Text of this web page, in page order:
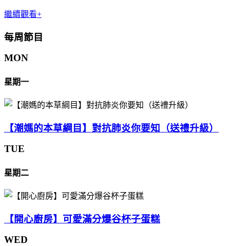
繼續觀看+
每周節目
MON
星期一
【潮媽的本草綱目】對抗肺炎你要知（送禮升級）
TUE
星期二
【開心廚房】可愛滿分爆谷杯子蛋糕
WED